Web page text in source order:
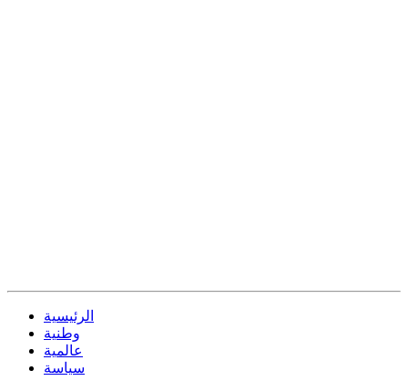
الرئيسية
وطنية
عالمية
سياسة